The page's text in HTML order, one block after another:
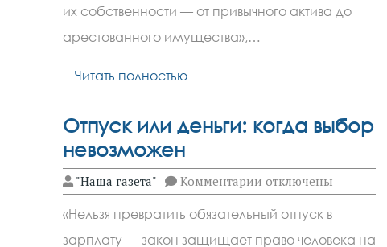
что
ждёт
их собственности — от привычного актива до
арестованного имущества»,…
Читать полностью
Отпуск или деньги: когда выбор
невозможен
"Наша газета" Комментариик
записи
Отпуск
или
деньги:
отключены
«Нельзя превратить обязательный отпуск в
зарплату — закон защищает право человека на